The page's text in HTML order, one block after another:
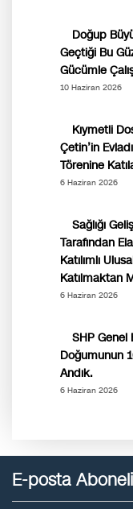
Doğup
Geçtiği Bu
Gücümle
10 Haziran 2026
Kıymetli
Çetin’in
Törenine
6 Haziran 2026
Sağlığı
Tarafından
Katılımlı
Katılmaktan
6 Haziran 2026
SHP Genel
Doğumunun
Andık.
6 Haziran 2026
E-posta